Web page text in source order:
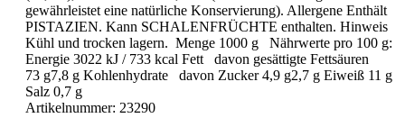
gewährleistet eine natürliche Konservierung). Allergene Enthält
PISTAZIEN. Kann SCHALENFRÜCHTE enthalten. Hinweis
Kühl und trocken lagern. Menge 1000 g Nährwerte pro 100 g:
Energie 3022 kJ / 733 kcal Fett davon gesättigte Fettsäuren
73 g7,8 g Kohlenhydrate davon Zucker 4,9 g2,7 g Eiweiß 11 g
Salz 0,7 g
Artikelnummer: 23290